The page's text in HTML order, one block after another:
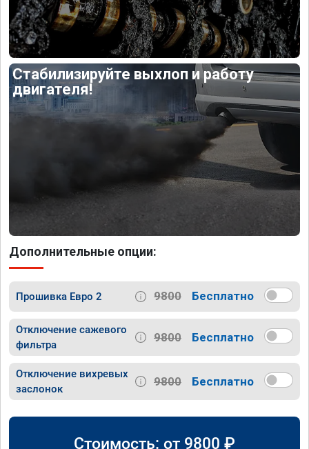
Стабилизируйте выхлоп и работу
двигателя!
Дополнительные опции:
Прошивка Евро 2 9800 Бесплатно
Отключение сажевого
фильтра
9800 Бесплатно
Отключение вихревых
заслонок
9800 Бесплатно
Стоимость: от 9800 ₽